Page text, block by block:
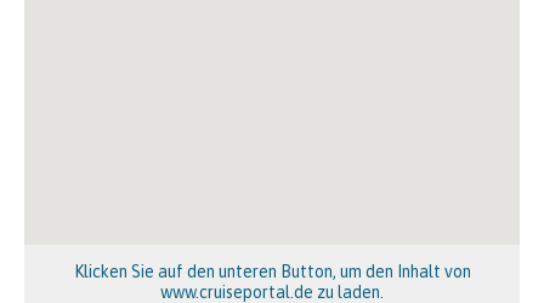
Klicken Sie auf den unteren Button, um den Inhalt von
www.cruiseportal.de zu laden.